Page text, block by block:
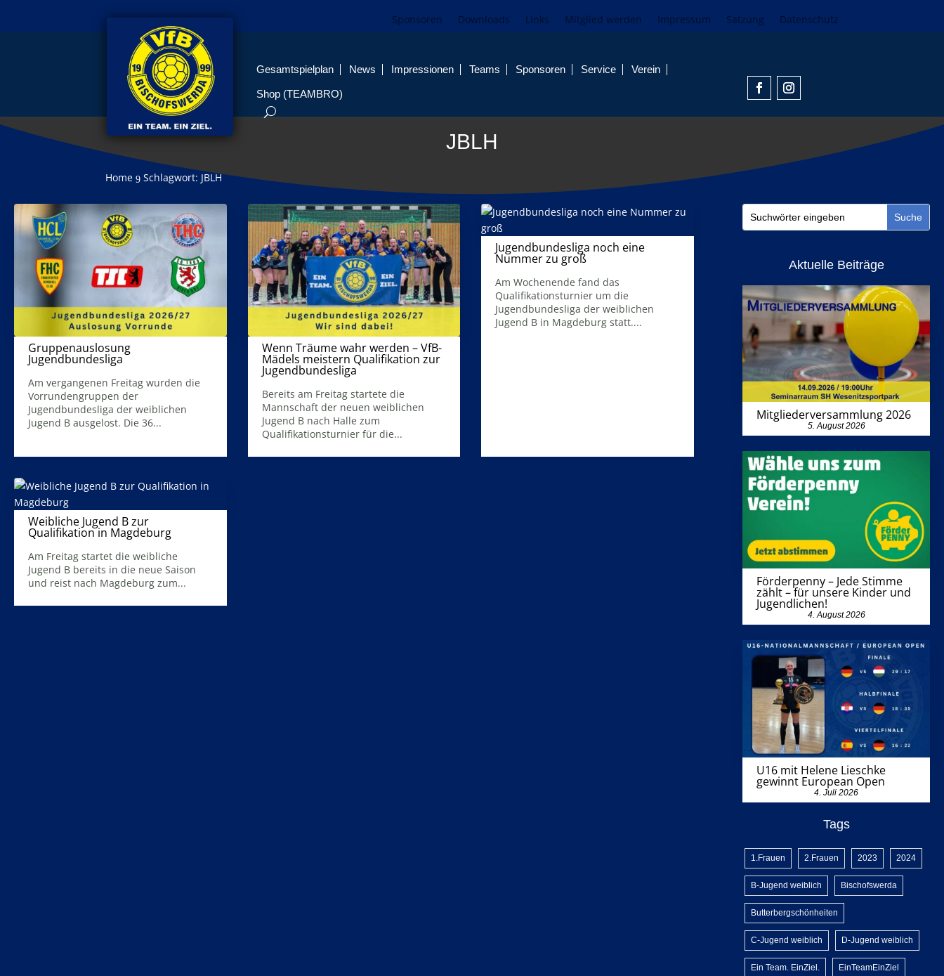
Sponsoren Downloads Links Mitglied werden Impressum Satzung Datenschutz
Gesamtspielplan News Impressionen Teams Sponsoren Service Verein
Shop (TEAMBRO)
JBLH
Home 9 Schlagwort: JBLH
Gruppenauslosung
Jugendbundesliga
Am vergangenen Freitag wurden die
Vorrundengruppen der
Jugendbundesliga der weiblichen
Jugend B ausgelost. Die 36...
Wenn Träume wahr werden – VfB-
Mädels meistern Qualifikation zur
Jugendbundesliga
Bereits am Freitag startete die
Mannschaft der neuen weiblichen
Jugend B nach Halle zum
Qualifikationsturnier für die...
Jugendbundesliga noch eine
Nummer zu groß
Am Wochenende fand das
Qualifikationsturnier um die
Jugendbundesliga der weiblichen
Jugend B in Magdeburg statt....
Weibliche Jugend B zur
Qualifikation in Magdeburg
Am Freitag startet die weibliche
Jugend B bereits in die neue Saison
und reist nach Magdeburg zum...
Aktuelle Beiträge
Mitgliederversammlung 2026
5. August 2026
Förderpenny – Jede Stimme
zählt – für unsere Kinder und
Jugendlichen!
4. August 2026
U16 mit Helene Lieschke
gewinnt European Open
4. Juli 2026
Tags
1.Frauen 2.Frauen 2023 2024
B-Jugend weiblich Bischofswerda
Butterbergschönheiten
C-Jugend weiblich D-Jugend weiblich
Ein Team. EinZiel. EinTeamEinZiel